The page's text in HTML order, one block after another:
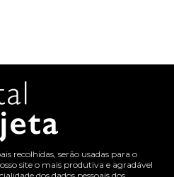
recolhidas, serão usadas para o
site o mais produtiva e agradável